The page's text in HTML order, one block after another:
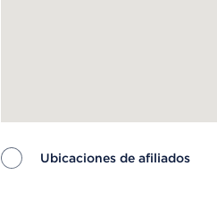
Ubicaciones de afiliados